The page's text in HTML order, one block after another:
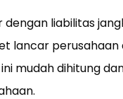
liabilitas
lancar
mudah dihitung